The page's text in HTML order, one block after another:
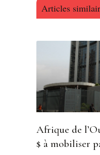
Articles
Afrique de
$ à mobiliser